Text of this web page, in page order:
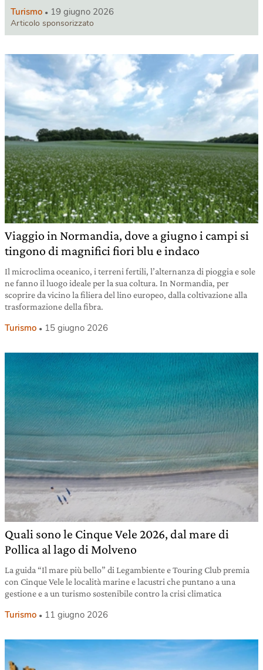
Turismo 19 giugno 2026
Articolo sponsorizzato
Viaggio in Normandia, dove a giugno i campi si
tingono di magnifici fiori blu e indaco
Il microclima oceanico, i terreni fertili, l’alternanza di pioggia e sole
ne fanno il luogo ideale per la sua coltura. In Normandia, per
scoprire da vicino la filiera del lino europeo, dalla coltivazione alla
trasformazione della fibra.
Turismo 15 giugno 2026
Quali sono le Cinque Vele 2026, dal mare di
Pollica al lago di Molveno
La guida “Il mare più bello” di Legambiente e Touring Club premia
con Cinque Vele le località marine e lacustri che puntano a una
gestione e a un turismo sostenibile contro la crisi climatica
Turismo 11 giugno 2026